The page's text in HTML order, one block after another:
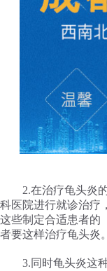
2.在治疗龟头炎
科医院进行就诊治疗
这些制定合适患者的
者要这样治疗龟头炎。
3.同时龟头炎这